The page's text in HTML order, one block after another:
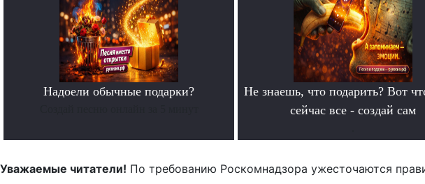
Надоели обычные подарки?
Не знаешь, что подарить? Вот
сейчас все - создай сам
Уважаемые читатели! По требованию Роскомнадзора ужесточаются